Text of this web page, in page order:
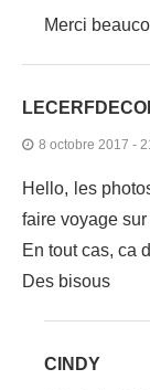
Merci
8 octobre 2017 -
Hello, les
faire voyage
En tout cas, ca
Des bisous
CINDY